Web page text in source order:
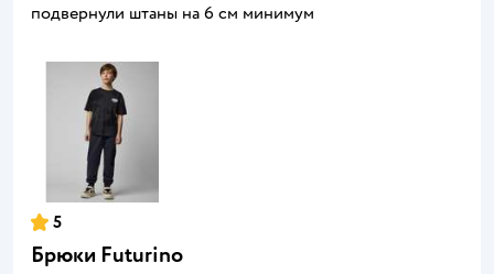
подвернули штаны на 6 см минимум
5
Брюки Futurino